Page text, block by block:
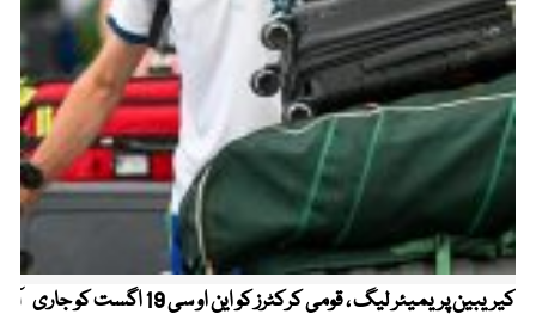
کیریبین پریمیئر لیگ ، قومی کرکٹرز کو این او سی 19 اگست کو جاری